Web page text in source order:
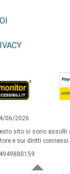
06/2026
sito si sono
e sui diritti connessi.